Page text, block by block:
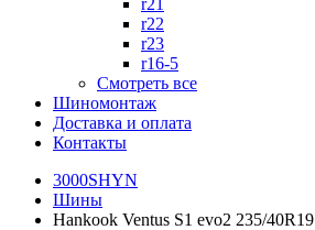
r21
r22
r23
r16-5
Смотреть все
Шиномонтаж
Доставка и оплата
Контакты
3000SHYN
Шины
Hankook Ventus S1 evo2 235/40R19